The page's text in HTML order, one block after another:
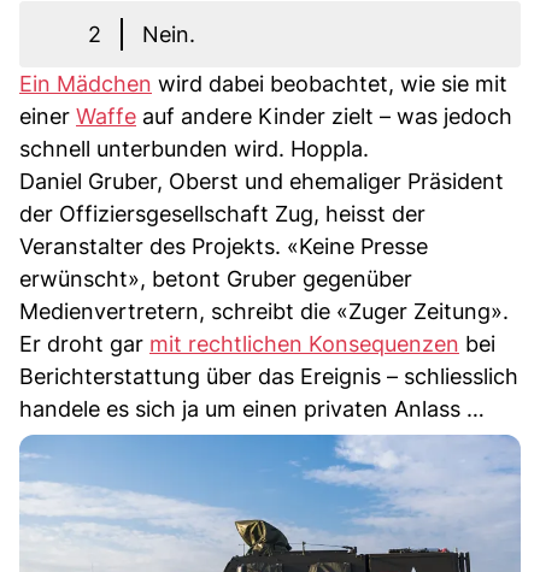
2
Nein.
Ein Mädchen wird dabei beobachtet, wie sie mit
einer Waffe auf andere Kinder zielt – was jedoch
schnell unterbunden wird. Hoppla.
Daniel Gruber, Oberst und ehemaliger Präsident
der Offiziersgesellschaft Zug, heisst der
Veranstalter des Projekts. «Keine Presse
erwünscht», betont Gruber gegenüber
Medienvertretern, schreibt die «Zuger Zeitung».
Er droht gar mit rechtlichen Konsequenzen bei
Berichterstattung über das Ereignis – schliesslich
handele es sich ja um einen privaten Anlass …